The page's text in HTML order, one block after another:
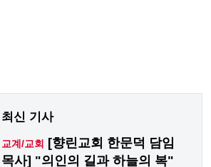
최신 기사
교계/교회
[향린교회 한문덕 담임
목사] "의인의 길과 하늘의 복"